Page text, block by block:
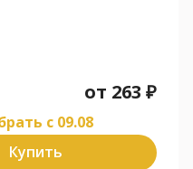
от 263 ₽
c 09.08
Купить